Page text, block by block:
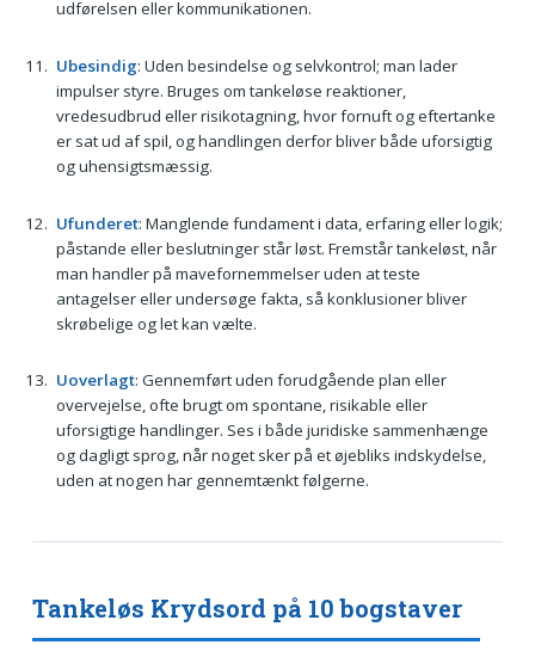
udførelsen eller kommunikationen.
Ubesindig: Uden besindelse og selvkontrol; man lader
impulser styre. Bruges om tankeløse reaktioner,
vredesudbrud eller risikotagning, hvor fornuft og eftertanke
er sat ud af spil, og handlingen derfor bliver både uforsigtig
og uhensigtsmæssig.
Ufunderet: Manglende fundament i data, erfaring eller logik;
påstande eller beslutninger står løst. Fremstår tankeløst, når
man handler på mavefornemmelser uden at teste
antagelser eller undersøge fakta, så konklusioner bliver
skrøbelige og let kan vælte.
Uoverlagt: Gennemført uden forudgående plan eller
overvejelse, ofte brugt om spontane, risikable eller
uforsigtige handlinger. Ses i både juridiske sammenhænge
og dagligt sprog, når noget sker på et øjebliks indskydelse,
uden at nogen har gennemtænkt følgerne.
Tankeløs Krydsord på 10 bogstaver